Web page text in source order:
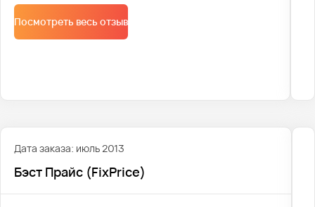
перевозки 540 человек было задействовано 12
автобусов.
Посмотреть весь отзыв
Дата заказа: июль 2013
Бэст Прайс (FixPriсe)